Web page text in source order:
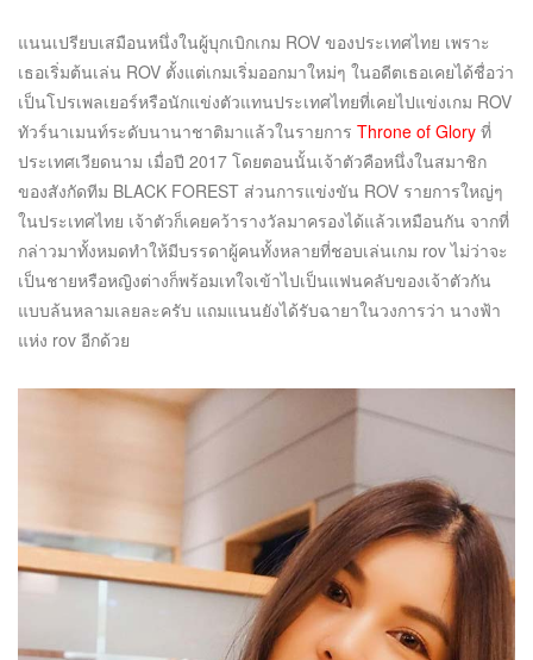
แนนเปรียบเสมือนหนึ่งในผู้บุกเบิกเกม ROV ของประเทศไทย เพราะ
เธอเริ่มต้นเล่น ROV ตั้งแต่เกมเริ่มออกมาใหม่ๆ ในอดีตเธอเคยได้ชื่อว่า
เป็นโปรเพลเยอร์หรือนักแข่งตัวแทนประเทศไทยที่เคยไปแข่งเกม ROV
ทัวร์นาเมนท์ระดับนานาชาติมาแล้วในรายการ Throne of Glory ที่
ประเทศเวียดนาม เมื่อปี 2017 โดยตอนนั้นเจ้าตัวคือหนึ่งในสมาชิก
ของสังกัดทีม BLACK FOREST ส่วนการแข่งขัน ROV รายการใหญ่ๆ
ในประเทศไทย เจ้าตัวก็เคยคว้ารางวัลมาครองได้แล้วเหมือนกัน จากที่
กล่าวมาทั้งหมดทำให้มีบรรดาผู้คนทั้งหลายที่ชอบเล่นเกม rov ไม่ว่าจะ
เป็นชายหรือหญิงต่างก็พร้อมเทใจเข้าไปเป็นแฟนคลับของเจ้าตัวกัน
แบบล้นหลามเลยละครับ แถมแนนยังได้รับฉายาในวงการว่า นางฟ้า
แห่ง rov อีกด้วย